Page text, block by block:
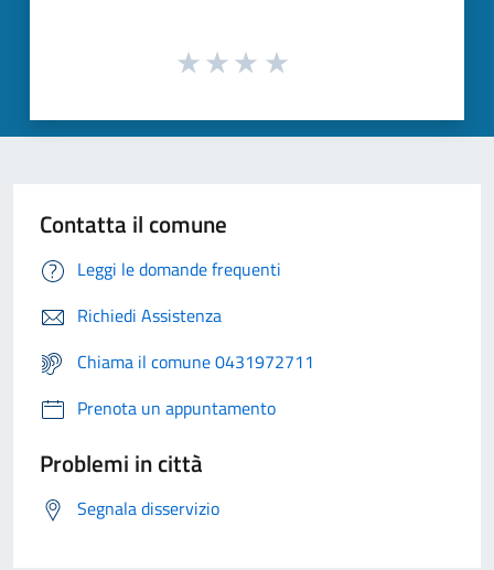
Contatta il comune
Leggi le domande frequenti
Richiedi Assistenza
Chiama il comune 0431972711
Prenota un appuntamento
Problemi in città
Segnala disservizio